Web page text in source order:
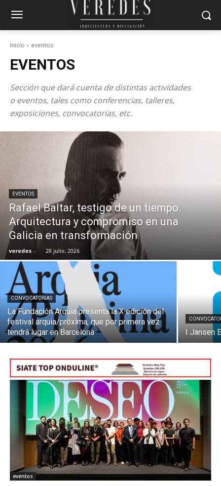
Inicio eventos
EVENTOS
Sección que dará cuenta de distintas actividades
o eventos, tales como conferencias, talleres,
exposiciones, convocatorias, etc.
EVENTOS
Rafael Baltar, testigo de un tiempo.
Arquitectura y compromiso en una
Galicia en transformación
veredes - 28 julio, 2026
CONVOCATORIAS
La Fundación Arquia presenta la X edición del
festival arquia/próxima, que por primera vez
tendrá lugar en Barcelona
I Jansen
eventos